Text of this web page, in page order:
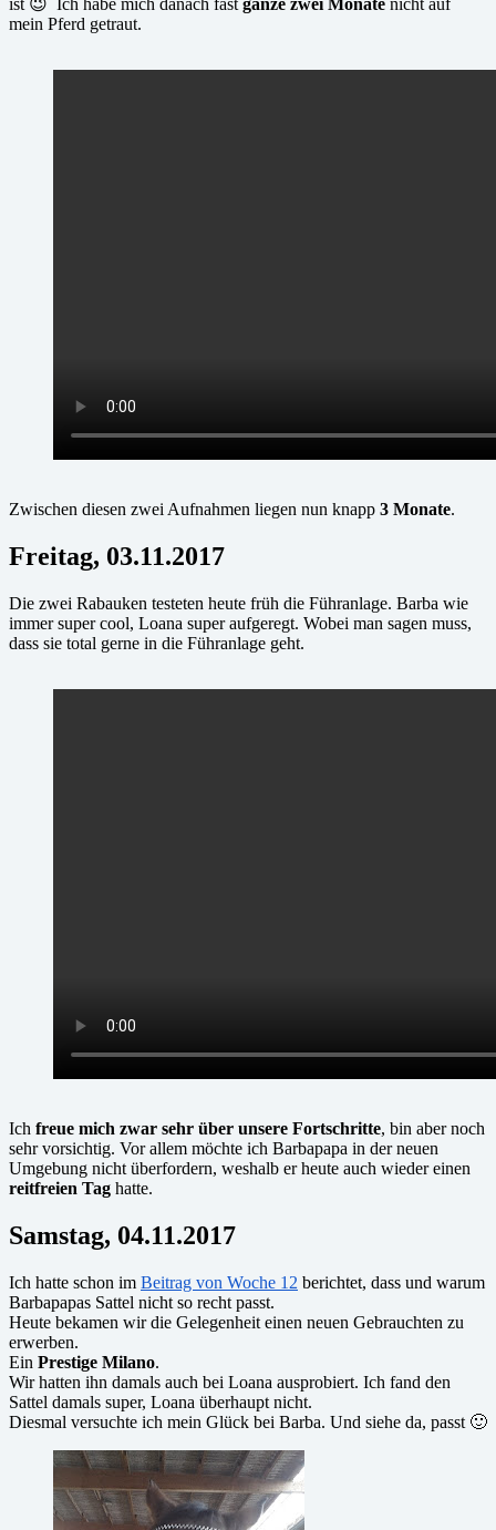
ist 😉 Ich habe mich danach fast ganze zwei Monate nicht auf
mein Pferd getraut.
Zwischen diesen zwei Aufnahmen liegen nun knapp 3 Monate.
Freitag, 03.11.2017
Die zwei Rabauken testeten heute früh die Führanlage. Barba wie
immer super cool, Loana super aufgeregt. Wobei man sagen muss,
dass sie total gerne in die Führanlage geht.
Ich freue mich zwar sehr über unsere Fortschritte, bin aber noch
sehr vorsichtig. Vor allem möchte ich Barbapapa in der neuen
Umgebung nicht überfordern, weshalb er heute auch wieder einen
reitfreien Tag hatte.
Samstag, 04.11.2017
Ich hatte schon im Beitrag von Woche 12 berichtet, dass und warum
Barbapapas Sattel nicht so recht passt.
Heute bekamen wir die Gelegenheit einen neuen Gebrauchten zu
erwerben.
Ein Prestige Milano.
Wir hatten ihn damals auch bei Loana ausprobiert. Ich fand den
Sattel damals super, Loana überhaupt nicht.
Diesmal versuchte ich mein Glück bei Barba. Und siehe da, passt 🙂